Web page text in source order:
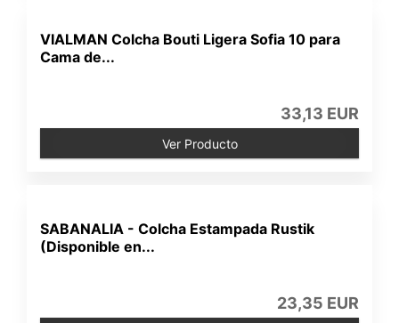
VIALMAN Colcha Bouti Ligera Sofia 10 para
Cama de...
33,13 EUR
Ver Producto
SABANALIA - Colcha Estampada Rustik
(Disponible en...
23,35 EUR